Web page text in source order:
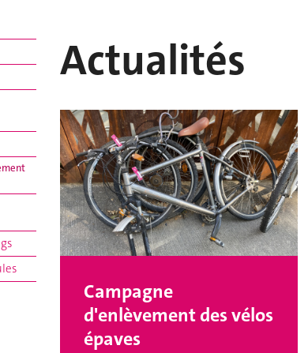
Actualités
Campagne
d'enlèvement des vélos
épaves